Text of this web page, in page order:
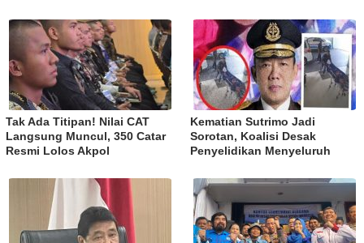
Tak Ada Titipan! Nilai CAT
Langsung Muncul, 350 Catar
Resmi Lolos Akpol
Kematian Sutrimo Jadi
Sorotan, Koalisi Desak
Penyelidikan Menyeluruh